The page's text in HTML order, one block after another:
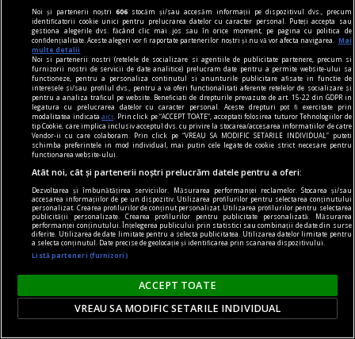
dalí
Dalí în România?
Dacă ar fi să căutăm influența lui Dalí în arta
românească, este necesar ca mai întîi să
înțelegem cine și ce a fost Salvador Dalí.
Noi și partenerii noștri606 stocăm și/sau accesăm informații pe dispozitivul dvs., precum
identificatorii cookie unici pentru prelucrarea datelor cu caracter personal. Puteți accepta sau
gestiona alegerile dvs. făcând clic mai jos sau în orice moment, pe pagina cu politica de
confidențialitate. Aceste alegeri vor fi raportate partenerilor noștri și nu vă vor afecta navigarea.
Mai
multe detalii
Noi si partenerii nostri (retelele de socializare si agentiile de publicitate partenere, precum si
furnizorii nostri de servicii de date analitice) prelucram date pentru a permite website-ului sa
functioneze, pentru a personaliza continutul si anunturile publicitare afisate in functie de
interesele si/sau profilul dvs., pentru a va oferi functionalitati aferente retelelor de socializare si
pentru a analiza traficul pe website. Beneficiati de drepturile prevazute de art. 15-22 din GDPR in
legatura cu prelucrarea datelor cu caracter personal. Aceste drepturi pot fi exercitate prin
modalitatea indicataaici
. Prin click pe “ACCEPT TOATE”, acceptati folosirea tuturor Tehnologiilor de
tip Cookie, care implica inclusiv acceptul dvs. cu privire la stocarea/accesarea informatiilor de catre
Vendor-ii cu care colaboram. Prin click pe “VREAU SA MODIFIC SETARILE INDIVIDUAL” puteti
schimba preferintele in mod individual, mai putin cele legate de cookie strict necesare pentru
functionarea website-ului.
Atât noi, cât și partenerii noștri prelucrăm datele pentru a oferi:
Dezvoltarea și îmbunătățirea serviciilor. Măsurarea performanței reclamelor. Stocarea și/sau
accesarea informațiilor de pe un dispozitiv. Utilizarea profilurilor pentru selectarea conținutului
personalizat. Crearea profilurilor de conținut personalizat. Utilizarea profilurilor pentru selectarea
publicității personalizate. Crearea profilurilor pentru publicitate personalizată. Măsurarea
performanței conținutului. Înțelegerea publicului prin statistici sau combinații de date din surse
diferite. Utilizarea de date limitate pentru a selecta publicitatea. Utilizarea datelor limitate pentru
a selecta conținutul. Date precise de geolocație și identificarea prin scanarea dispozitivului.
Listă parteneri (furnizori)
ACCEPT TOATE
VREAU SA MODIFIC SETARILE INDIVIDUAL